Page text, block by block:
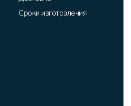
Сроки изготовления